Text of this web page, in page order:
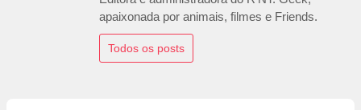
apaixonada por animais, filmes e Friends.
Todos os posts